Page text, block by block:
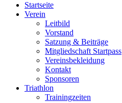
Startseite
Verein
Leitbild
Vorstand
Satzung & Beiträge
Mitgliedschaft Startpass
Vereinsbekleidung
Kontakt
Sponsoren
Triathlon
Trainingzeiten